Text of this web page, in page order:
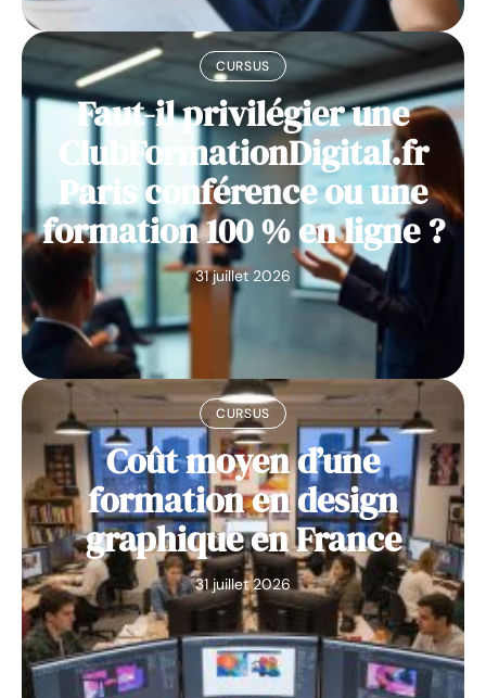
CURSUS
Faut-il privilégier une
ClubFormationDigital.fr
Paris conférence ou une
formation 100 % en ligne ?
31 juillet 2026
CURSUS
Coût moyen d’une
formation en design
graphique en France
31 juillet 2026